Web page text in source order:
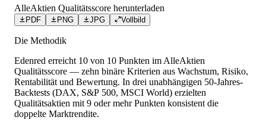
AlleAktien Qualitätsscore herunterladen
PDF PNG JPG Vollbild
Die Methodik
Edenred erreicht 10 von 10 Punkten im AlleAktien
Qualitätsscore — zehn binäre Kriterien aus Wachstum, Risiko,
Rentabilität und Bewertung. In drei unabhängigen 50-Jahres-
Backtests (DAX, S&P 500, MSCI World) erzielten
Qualitätsaktien mit 9 oder mehr Punkten konsistent die
doppelte Marktrendite.